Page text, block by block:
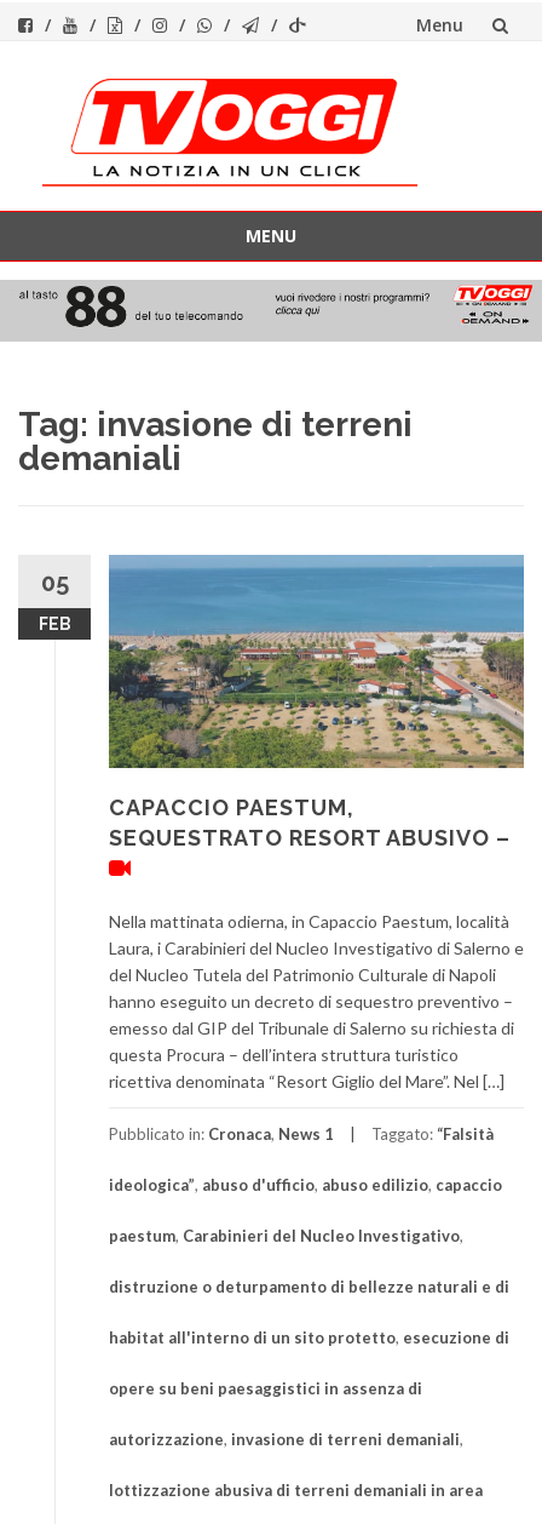
Menu
contenuto
MENU
contenuto
Tag: invasione di terreni
demaniali
05
FEB
CAPACCIO PAESTUM,
SEQUESTRATO RESORT ABUSIVO –
Nella mattinata odierna, in Capaccio Paestum, località
Laura, i Carabinieri del Nucleo Investigativo di Salerno e
del Nucleo Tutela del Patrimonio Culturale di Napoli
hanno eseguito un decreto di sequestro preventivo –
emesso dal GIP del Tribunale di Salerno su richiesta di
questa Procura – dell’intera struttura turistico
ricettiva denominata “Resort Giglio del Mare”. Nel […]
Pubblicato in: Cronaca, News 1 Taggato: “Falsità
ideologica”, abuso d'ufficio, abuso edilizio, capaccio
paestum, Carabinieri del Nucleo Investigativo,
distruzione o deturpamento di bellezze naturali e di
habitat all'interno di un sito protetto, esecuzione di
opere su beni paesaggistici in assenza di
autorizzazione, invasione di terreni demaniali,
lottizzazione abusiva di terreni demaniali in area